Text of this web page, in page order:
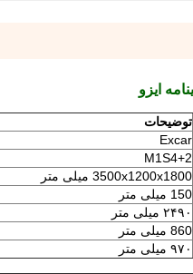
توضیحات
Excar
M1S4+2
3500x1200x1800 میلی متر
150 میلی متر
۲۴۹۰ میلی متر
860 میلی متر
۹۷۰ میلی متر